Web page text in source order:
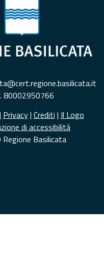
80002950766
| Privacy| Crediti | Il Logo
di accessibilità
Basilicata